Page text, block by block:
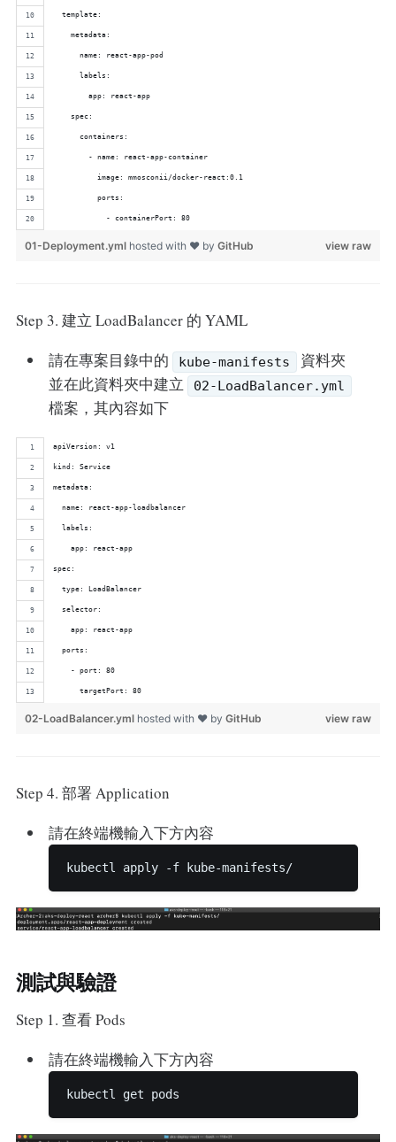
  template:
    metadata:
      name: react-app-pod
      labels:
        app: react-app
    spec:
      containers:
        - name: react-app-container
          image: mmosconii/docker-react:0.1
          ports:
            - containerPort: 80
view raw
01-Deployment.yml hosted with ❤ by GitHub
Step 3. 建立 LoadBalancer 的 YAML
請在專案目錄中的
kube-manifests
資料夾
並在此資料夾中建立
02-LoadBalancer.yml
檔案，其內容如下
apiVersion: v1
kind: Service
metadata:
  name: react-app-loadbalancer
  labels:
    app: react-app
spec:
  type: LoadBalancer
  selector:
    app: react-app
  ports:
    - port: 80
      targetPort: 80
view raw
02-LoadBalancer.yml hosted with ❤ by GitHub
Step 4. 部署 Application
請在終端機輸入下方內容
測試與驗證
Step 1. 查看 Pods
請在終端機輸入下方內容